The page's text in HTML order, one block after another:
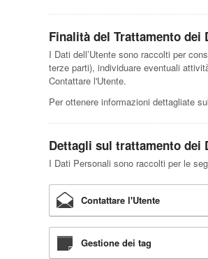
Finalità del Trattamento dei
I Dati dell’Utente sono raccolti per
terze parti), individuare eventuali
Contattare l'Utente.
Per ottenere informazioni dettagliate
Dettagli sul trattamento dei
I Dati Personali sono raccolti per le
Contattare l'Utente
Gestione dei tag